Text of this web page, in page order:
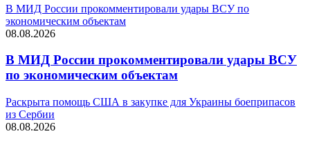
В МИД России прокомментировали удары ВСУ по
экономическим объектам
08.08.2026
В МИД России прокомментировали удары ВСУ
по экономическим объектам
Раскрыта помощь США в закупке для Украины боеприпасов
из Сербии
08.08.2026